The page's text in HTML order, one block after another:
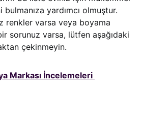
yardımcı olmuştur.
renkler varsa veya boyama
sorunuz varsa, lütfen aşağıdaki
çekinmeyin.
Markası İncelemeleri